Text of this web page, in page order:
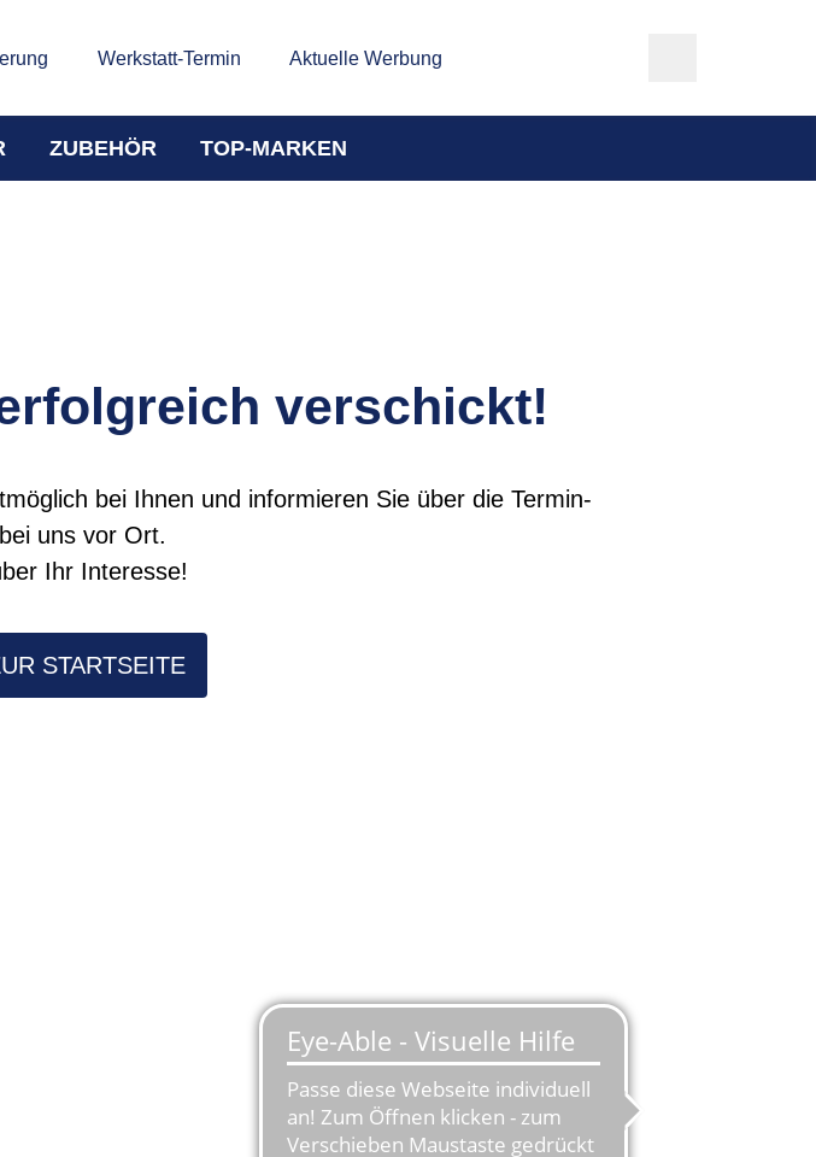
Werkstatt-Termin Aktuelle Werbung
ZUBEHÖR TOP-MARKEN
verschickt!
bei Ihnen und informieren Sie über die Termin-
uns vor Ort.
Ihr Interesse!
STARTSEITE